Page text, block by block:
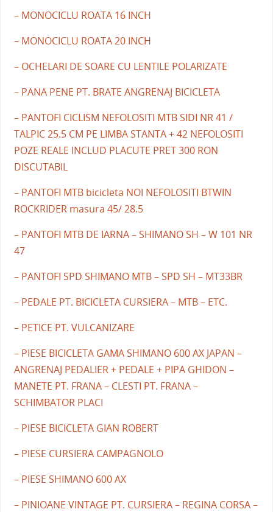
– MONOCICLU ROATA 16 INCH
– MONOCICLU ROATA 20 INCH
– OCHELARI DE SOARE CU LENTILE POLARIZATE
– PANA PENE PT. BRATE ANGRENAJ BICICLETA
– PANTOFI CICLISM NEFOLOSITI MTB SIDI NR 41 /
TALPIC 25.5 CM PE LIMBA STANTA + 42 NEFOLOSITI
POZE REALE INCLUD PLACUTE PRET 300 RON
DISCUTABIL
– PANTOFI MTB bicicleta NOI NEFOLOSITI BTWIN
ROCKRIDER masura 45/ 28.5
– PANTOFI MTB DE IARNA – SHIMANO SH – W 101 NR
47
– PANTOFI SPD SHIMANO MTB – SPD SH – MT33BR
– PEDALE PT. BICICLETA CURSIERA – MTB – ETC.
– PETICE PT. VULCANIZARE
– PIESE BICICLETA GAMA SHIMANO 600 AX JAPAN –
ANGRENAJ PEDALIER + PEDALE + PIPA GHIDON –
MANETE PT. FRANA – CLESTI PT. FRANA –
SCHIMBATOR PLACI
– PIESE BICICLETA GIAN ROBERT
– PIESE CURSIERA CAMPAGNOLO
– PIESE SHIMANO 600 AX
– PINIOANE VINTAGE PT. CURSIERA – REGINA CORSA –